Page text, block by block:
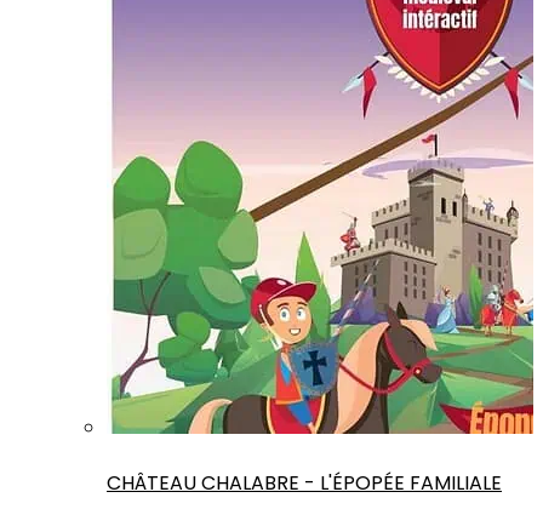
CHÂTEAU CHALABRE - L'ÉPOPÉE FAMILIALE